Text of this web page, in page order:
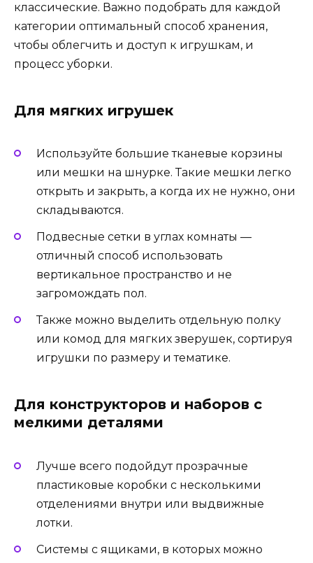
классические. Важно подобрать для каждой
категории оптимальный способ хранения,
чтобы облегчить и доступ к игрушкам, и
процесс уборки.
Для мягких игрушек
Используйте большие тканевые корзины
или мешки на шнурке. Такие мешки легко
открыть и закрыть, а когда их не нужно, они
складываются.
Подвесные сетки в углах комнаты —
отличный способ использовать
вертикальное пространство и не
загромождать пол.
Также можно выделить отдельную полку
или комод для мягких зверушек, сортируя
игрушки по размеру и тематике.
Для конструкторов и наборов с
мелкими деталями
Лучше всего подойдут прозрачные
пластиковые коробки с несколькими
отделениями внутри или выдвижные
лотки.
Системы с ящиками, в которых можно